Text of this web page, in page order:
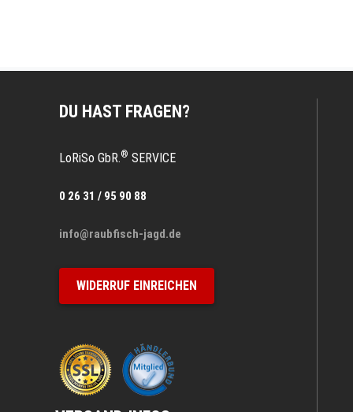
DU HAST FRAGEN?
LoRiSo GbR.® SERVICE
0 26 31 / 95 90 88
info@raubfisch-jagd.de
WIDERRUF EINREICHEN